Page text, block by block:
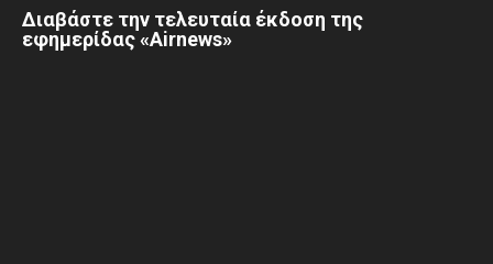
Διαβάστε την τελευταία έκδοση της
εφημερίδας «Airnews»